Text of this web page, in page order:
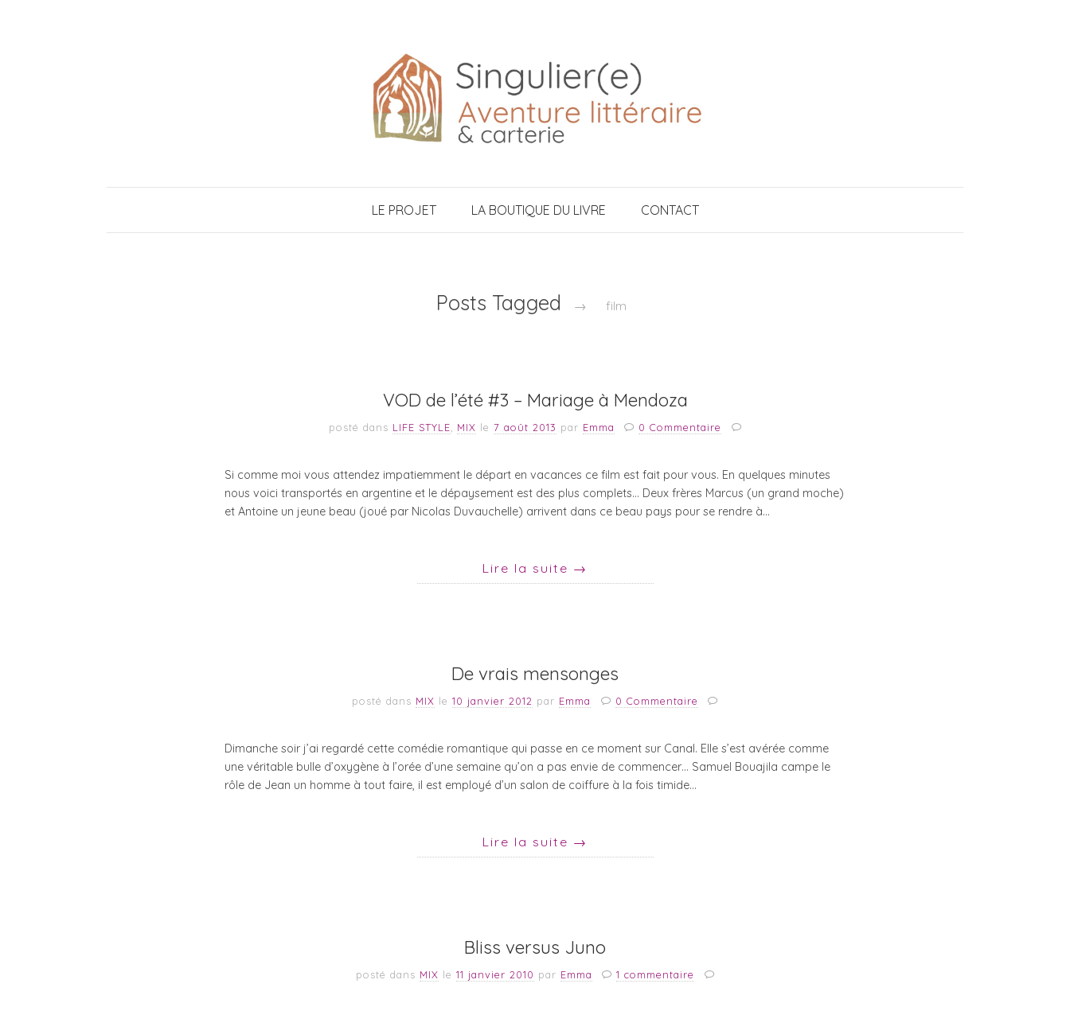
LE PROJET LA BOUTIQUE DU LIVRE CONTACT
Posts Tagged → film
VOD de l’été #3 – Mariage à Mendoza
posté dans LIFE STYLE, MIX le 7 août 2013 par Emma 0 Commentaire
Si comme moi vous attendez impatiemment le départ en vacances ce film est fait pour vous. En quelques minutes
nous voici transportés en argentine et le dépaysement est des plus complets… Deux frères Marcus (un grand moche)
et Antoine un jeune beau (joué par Nicolas Duvauchelle) arrivent dans ce beau pays pour se rendre à…
Lire la suite →
De vrais mensonges
posté dans MIX le10 janvier 2012 par Emma 0 Commentaire
Dimanche soir j’ai regardé cette comédie romantique qui passe en ce moment sur Canal. Elle s’est avérée comme
une véritable bulle d’oxygène à l’orée d’une semaine qu’on a pas envie de commencer… Samuel Bouajila campe le
rôle de Jean un homme à tout faire, il est employé d’un salon de coiffure à la fois timide…
Lire la suite →
Bliss versus Juno
posté dans MIX le 11 janvier 2010 par Emma 1 commentaire